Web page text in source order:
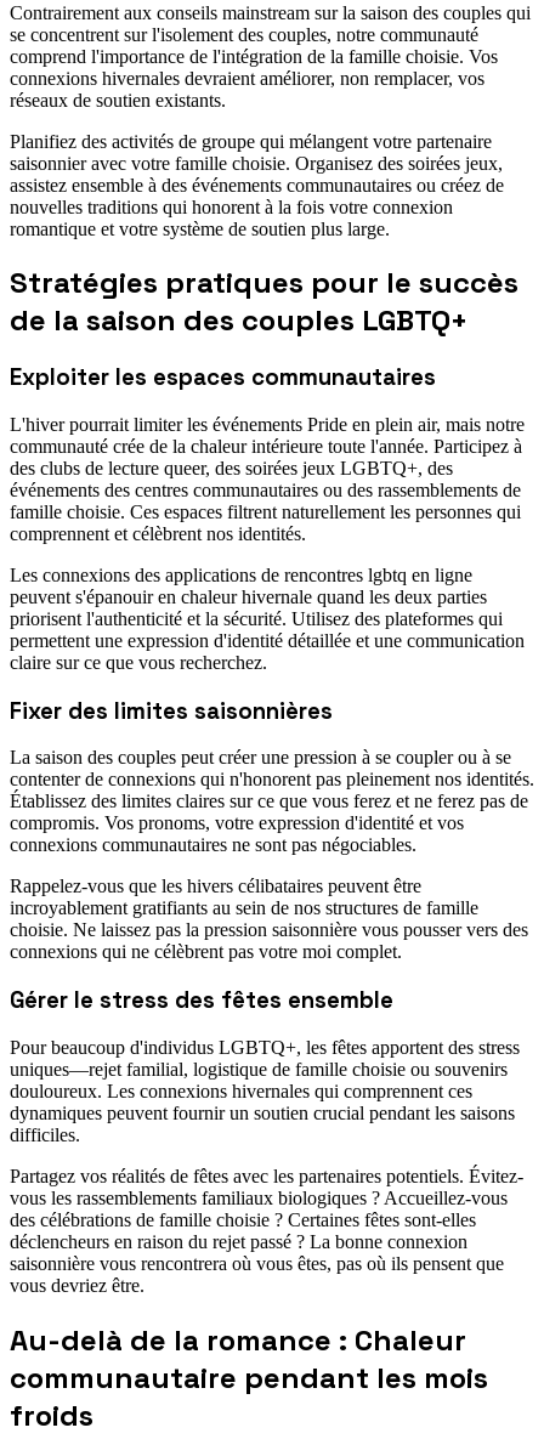
Contrairement aux conseils mainstream sur la saison des couples qui
se concentrent sur l'isolement des couples, notre communauté
comprend l'importance de l'intégration de la famille choisie. Vos
connexions hivernales devraient améliorer, non remplacer, vos
réseaux de soutien existants.
Planifiez des activités de groupe qui mélangent votre partenaire
saisonnier avec votre famille choisie. Organisez des soirées jeux,
assistez ensemble à des événements communautaires ou créez de
nouvelles traditions qui honorent à la fois votre connexion
romantique et votre système de soutien plus large.
Stratégies pratiques pour le succès
de la saison des couples LGBTQ+
Exploiter les espaces communautaires
L'hiver pourrait limiter les événements Pride en plein air, mais notre
communauté crée de la chaleur intérieure toute l'année. Participez à
des clubs de lecture queer, des soirées jeux LGBTQ+, des
événements des centres communautaires ou des rassemblements de
famille choisie. Ces espaces filtrent naturellement les personnes qui
comprennent et célèbrent nos identités.
Les connexions des applications de rencontres lgbtq en ligne
peuvent s'épanouir en chaleur hivernale quand les deux parties
priorisent l'authenticité et la sécurité. Utilisez des plateformes qui
permettent une expression d'identité détaillée et une communication
claire sur ce que vous recherchez.
Fixer des limites saisonnières
La saison des couples peut créer une pression à se coupler ou à se
contenter de connexions qui n'honorent pas pleinement nos identités.
Établissez des limites claires sur ce que vous ferez et ne ferez pas de
compromis. Vos pronoms, votre expression d'identité et vos
connexions communautaires ne sont pas négociables.
Rappelez-vous que les hivers célibataires peuvent être
incroyablement gratifiants au sein de nos structures de famille
choisie. Ne laissez pas la pression saisonnière vous pousser vers des
connexions qui ne célèbrent pas votre moi complet.
Gérer le stress des fêtes ensemble
Pour beaucoup d'individus LGBTQ+, les fêtes apportent des stress
uniques—rejet familial, logistique de famille choisie ou souvenirs
douloureux. Les connexions hivernales qui comprennent ces
dynamiques peuvent fournir un soutien crucial pendant les saisons
difficiles.
Partagez vos réalités de fêtes avec les partenaires potentiels. Évitez-
vous les rassemblements familiaux biologiques ? Accueillez-vous
des célébrations de famille choisie ? Certaines fêtes sont-elles
déclencheurs en raison du rejet passé ? La bonne connexion
saisonnière vous rencontrera où vous êtes, pas où ils pensent que
vous devriez être.
Au-delà de la romance : Chaleur
communautaire pendant les mois
froids